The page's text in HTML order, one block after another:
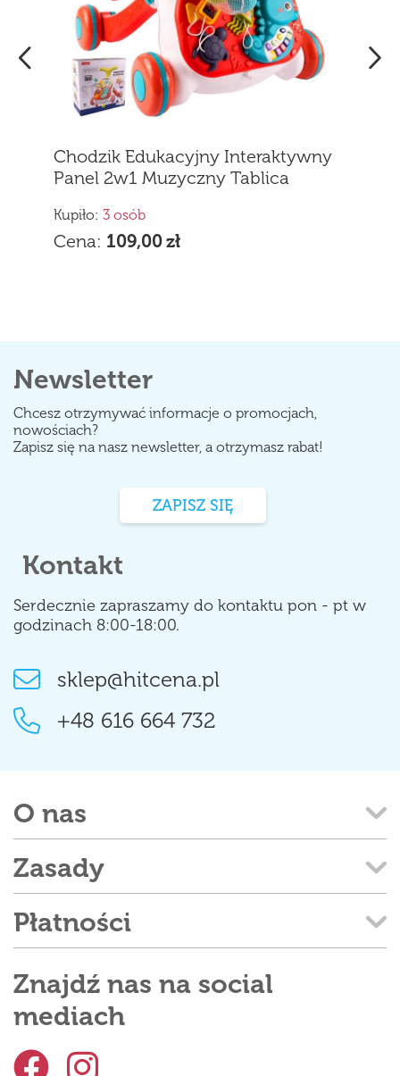
Chodzik Pchacz Interaktywny 3w1
Stolik Edukacyjny dla Dziecka
Kupiło: 5 osób
Cena: 159,90zł
Newsletter
Chcesz otrzymywać informacje o promocjach,
nowościach?
Zapisz się na nasz newsletter, a otrzymasz rabat!
ZAPISZ SIĘ
Kontakt
Serdecznie zapraszamy do kontaktu pon - pt w
godzinach 8:00-18:00.
sklep@hitcena.pl
+48 616 664 732
O nas
Zasady
Płatności
Znajdź nas na social
mediach